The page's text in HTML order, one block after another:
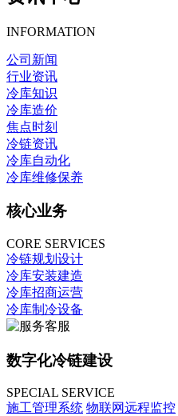
INFORMATION
公司新闻
行业资讯
冷库知识
冷库造价
焦点时刻
冷链资讯
冷库自动化
冷库维修保养
核心业务
CORE SERVICES
冷链规划设计
冷库安装建造
冷库招商运营
冷库制冷设备
数字化冷链建设
SPECIAL SERVICE
施工管理系统 物联网远程监控